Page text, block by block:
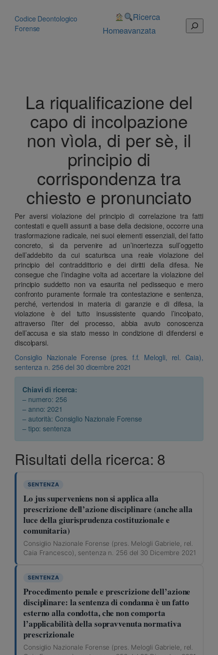
contenuto
Codice Deontologico
Forense
Home
Ricerca
avanzata
Cerca
La riqualificazione del
capo di incolpazione
non vìola, di per sè, il
principio di
corrispondenza tra
chiesto e pronunciato
Per aversi violazione del principio di correlazione tra fatti
contestati e quelli assunti a base della decisione, occorre una
trasformazione radicale, nei suoi elementi essenziali, del fatto
concreto, sì da pervenire ad un’incertezza sull’oggetto
dell’addebito da cui scaturisca una reale violazione del
principio del contraddittorio e dei diritti della difesa. Ne
consegue che l’indagine volta ad accertare la violazione del
principio suddetto non va esaurita nel pedissequo e mero
confronto puramente formale tra contestazione e sentenza,
perché, vertendosi in materia di garanzie e di difesa, la
violazione è del tutto insussistente quando l’incolpato,
attraverso l’iter del processo, abbia avuto conoscenza
dell’accusa e sia stato messo in condizione di difendersi e
discolparsi.
Consiglio Nazionale Forense (pres. f.f. Melogli, rel. Caia),
sentenza n. 256 del 30 dicembre 2021
Chiavi di ricerca:
– numero: 256
– anno: 2021
– autorità: Consiglio Nazionale Forense
– tipo: sentenza
Risultati della ricerca: 8
SENTENZA
Lo jus superveniens non si applica alla
prescrizione dell’azione disciplinare (anche alla
luce della giurisprudenza costituzionale e
comunitaria)
Consiglio Nazionale Forense (pres. Melogli Gabriele, rel.
Caia Francesco), sentenza n. 256 del 30 Dicembre 2021
SENTENZA
Procedimento penale e prescrizione dell’azione
disciplinare: la sentenza di condanna è un fatto
esterno alla condotta, che non comporta
l’applicabilità della sopravvenuta normativa
prescrizionale
Consiglio Nazionale Forense (pres. Melogli Gabriele, rel.